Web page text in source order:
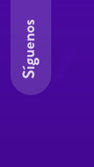
Síguenos